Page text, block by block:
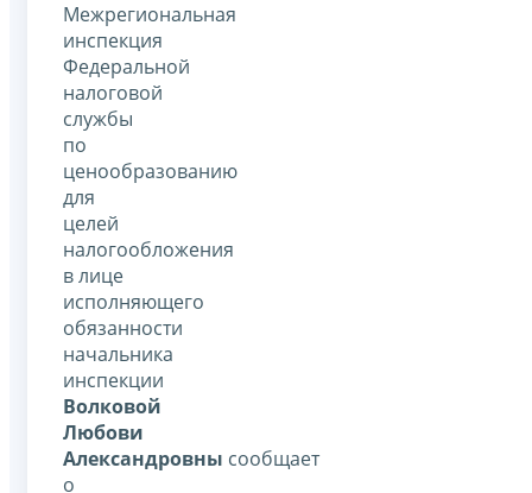
Межрегиональная
инспекция
Федеральной
налоговой
службы
по
ценообразованию
для
целей
налогообложения
в лице
исполняющего
обязанности
начальника
инспекции
Волковой
Любови
Александровны сообщает
о